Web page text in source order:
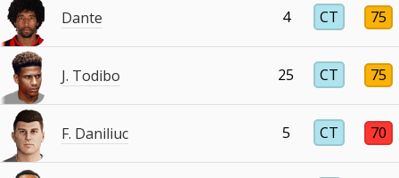
Dante 4 CT 75
J. Todibo 25 CT 75
F. Daniliuc 5 CT 70